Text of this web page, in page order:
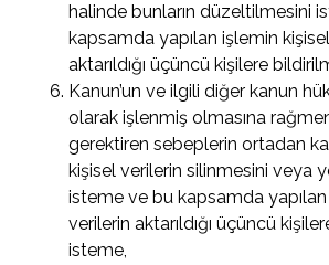
halinde bunların düzeltilmesini
kapsamda yapılan işlemin
aktarıldığı üçüncü kişilere
Kanun’un ve ilgili diğer kanun
olarak işlenmiş olmasına
gerektiren sebeplerin ortadan
kişisel verilerin silinmesini veya
isteme ve bu kapsamda
verilerin aktarıldığı üçüncü
isteme,